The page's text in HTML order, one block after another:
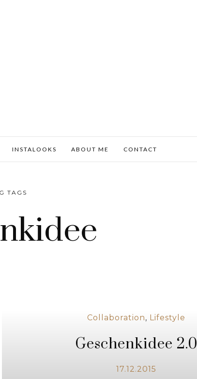
INSTALOOKS ABOUT ME CONTACT
TAGS
Collaboration, Lifestyle
Geschenkidee 2.0
17.12.2015